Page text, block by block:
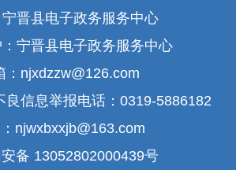
晋县电子政务服务中心
宁晋县电子政务服务中心
：njxdzzw@126.com
良信息举报电话：0319-5886182
njwxbxxjb@163.com
备 13052802000439号